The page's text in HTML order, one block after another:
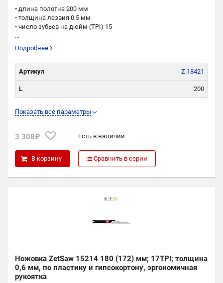
• длина полотна 200 мм
• толщина лезвия 0.5 мм
• число зубьев на дюйм (TPI) 15
...
Подробнее
Показать все параметры
Артикул Z.18421
L 200
3 308₽ Есть в наличии
В корзину Сравнить в серии
Ножовка ZetSaw 15214 180 (172) мм; 17TPI; толщина
0,6 мм, по пластику и гипсокортону, эргономичная
рукоятка